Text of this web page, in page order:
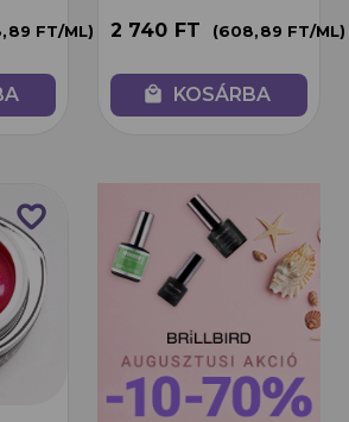
FT/ML) 2 740 FT (608,89 FT/ML)
local_mall KOSÁRBA
favorite_border